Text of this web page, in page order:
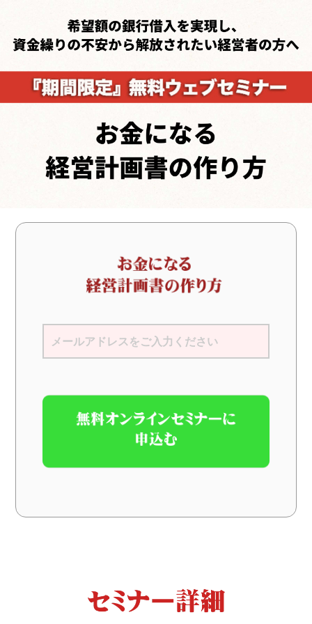
お金になる経営計画書の作り方
お金になる経営計画書の作り方
HOME
ゼロセンについて
サービス一覧・料金
会社概要
無料オンライン講座
お問い合わせ